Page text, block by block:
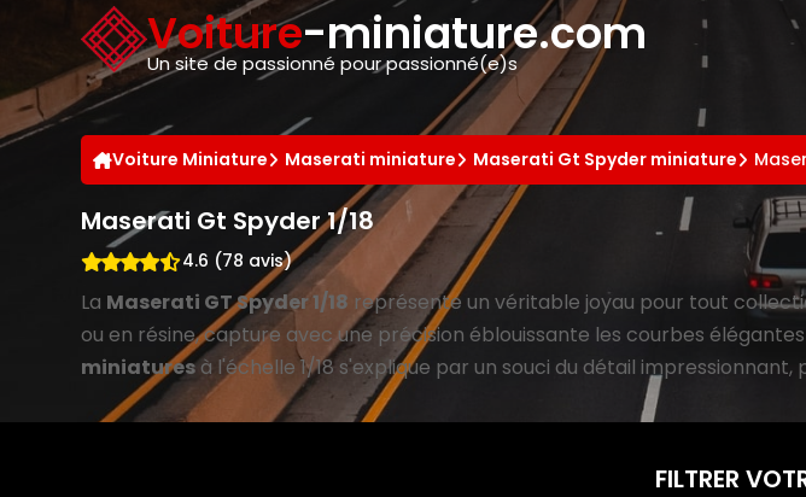
Voiture-miniature.com
Un site de passionné pour passionné(e)s
Voiture Miniature Maserati miniature Maserati Gt Spyder miniature
Maserati Gt Spyder 1/18
4.6 (78 avis)
La Maserati GT Spyder 1/18 représente un véritable joyau pour tout
ou en résine, capture avec une précision éblouissante les courbes
miniaturesà l'échelle 1/18 s'explique par un souci du détail
FILTRER
Panneau de gestion des cookies